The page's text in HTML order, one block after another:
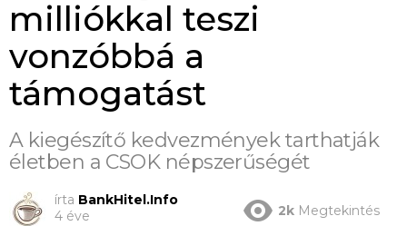
milliókkal teszi
vonzóbbá a
támogatást
A kiegészítő kedvezmények tarthatják
életben a CSOK népszerűségét
írta BankHitel.Info
4 éve
2k Megtekintés